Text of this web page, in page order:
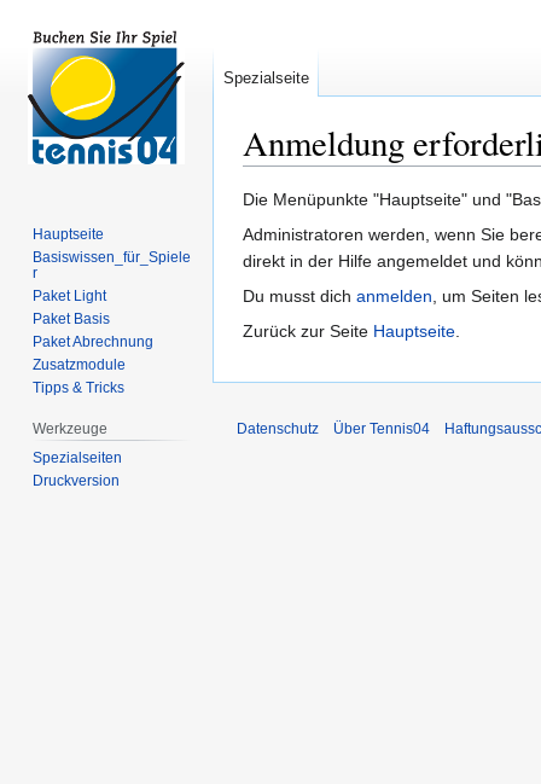
Anmeldung
Zur
Navigation
springen
Zur
Suche
springen
Die Menüpunkte "Hauptseite" und
Administratoren werden, wenn Sie
direkt in der Hilfe angemeldet und
Du musst dich anmelden, um Seiten
Zurück zur Seite Hauptseite.
Spezialseite
Hauptseite
Basiswissen_für_Spiele
r
Paket Light
Paket Basis
Paket Abrechnung
Zusatzmodule
Tipps & Tricks
Werkzeuge
Spezialseiten
Druckversion
Datenschutz Über Tennis04